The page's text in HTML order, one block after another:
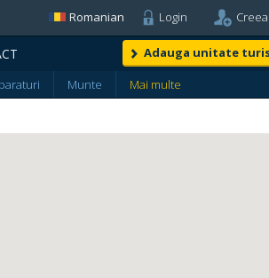
Login
Romanian
Adauga unitate
Munte Mai multe